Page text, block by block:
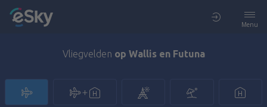
Menu
Vliegvelden op Wallis en Futuna